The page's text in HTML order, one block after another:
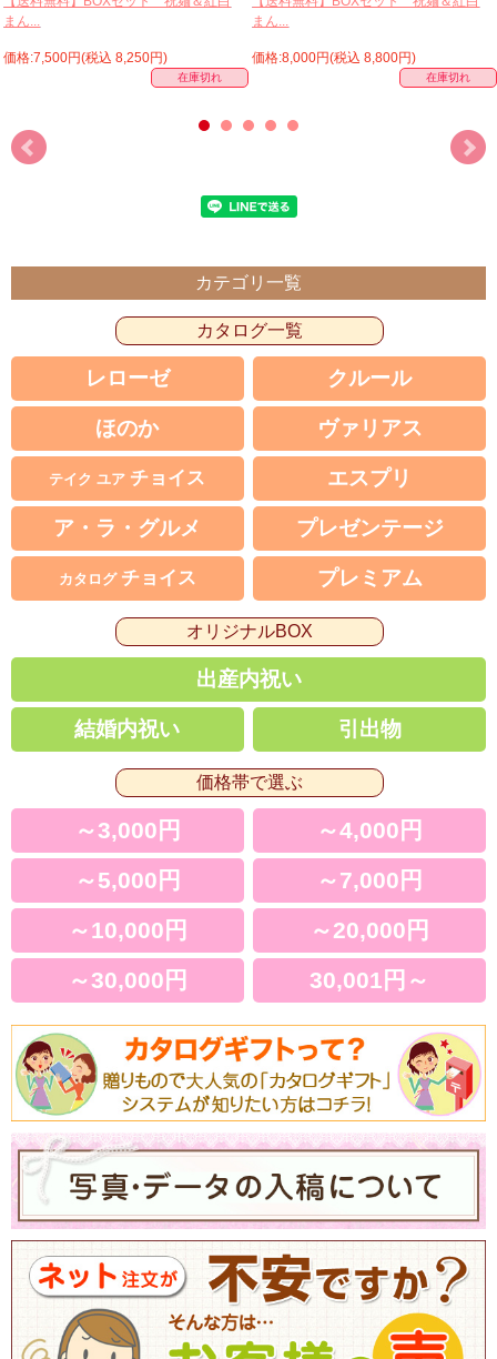
まん...
価格:7,500円(税込 8,250円)
在庫切れ
まん...
価格:8,000円(税込 8,800円)
在庫切れ
カテゴリ一覧
カタログ一覧
レローゼ クルール
ほのか ヴァリアス
テイク ユア チョイス エスプリ
ア・ラ・グルメ プレゼンテージ
カタログ チョイス プレミアム
オリジナルBOX
出産内祝い
結婚内祝い 引出物
価格帯で選ぶ
～3,000円
～4,000円
～5,000円
～7,000円
～10,000円
～20,000円
～30,000円
30,001円～